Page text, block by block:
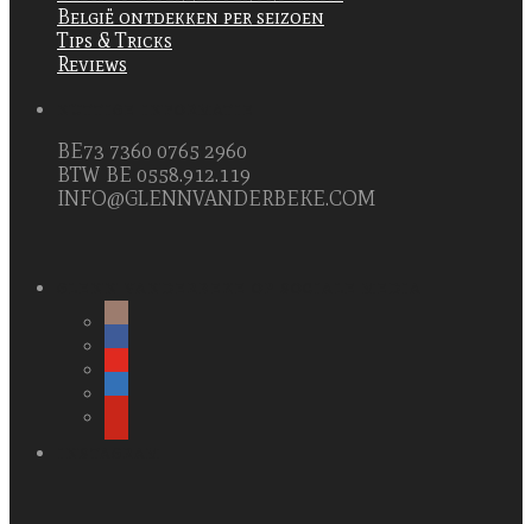
België ontdekken per seizoen
Tips & Tricks
Reviews
BE73 7360 0765 2960
BTW BE 0558.912.119
INFO@GLENNVANDERBEKE.COM